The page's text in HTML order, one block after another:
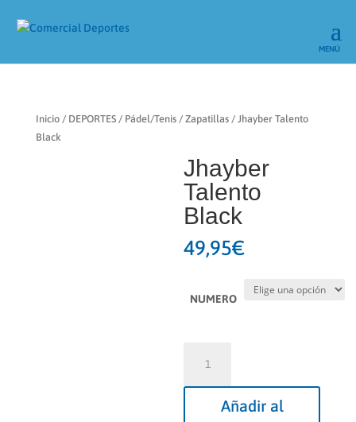
Inicio/ DEPORTES/ Pádel/Tenis/ Zapatillas/ Jhayber Talento
Black
Jhayber
Talento
Black
49,95€
NUMERO
Talento
Black
cantidadAñadir al